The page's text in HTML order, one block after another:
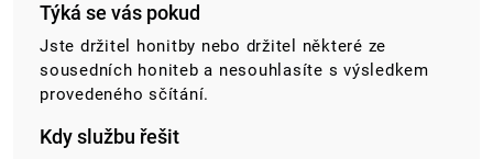
Týká se vás pokud
Jste držitel honitby nebo držitel některé ze
sousedních honiteb a nesouhlasíte s výsledkem
provedeného sčítání.
Kdy službu řešit